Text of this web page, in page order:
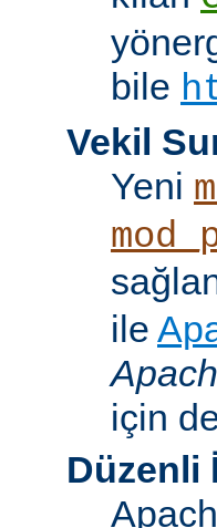
bile
Vekil
Yeni
ile
için
Düzenli